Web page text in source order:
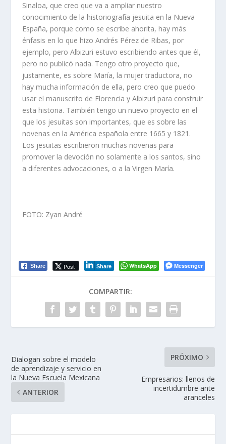
Sinaloa, que creo que va a ampliar nuestro
conocimiento de la historiografía jesuita en la Nueva
España, porque como se escribe ahorita, hay más
énfasis en lo que hizo Andrés Pérez de Ribas, por
ejemplo, pero Albizuri estuvo escribiendo antes que él,
pero no publicó nada. Tengo otro proyecto que,
justamente, es sobre María, la mujer traductora, no
hay mucha información de ella, pero creo que puedo
usar el manuscrito de Florencia y Albizuri para construir
esta historia. También tengo un nuevo proyecto en el
que los jesuitas son importantes, que es sobre las
novenas en la América española entre 1665 y 1821.
Los jesuitas escribieron muchas novenas para
promover la devoción no solamente a los santos, sino
a diferentes advocaciones, o a la Virgen María.
FOTO: Zyan André
Share Post Share WhatsApp Messenger
COMPARTIR:
Dialogan sobre el modelo
de aprendizaje y servicio en
la Nueva Escuela Mexicana
ANTERIOR
PRÓXIMO
Empresarios: llenos de
incertidumbre ante
aranceles